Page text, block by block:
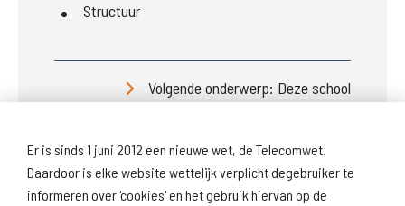
Er is sinds 1 juni 2012 een nieuwe wet, de Telecomwet.
Daardoor is elke website wettelijk verplicht degebruiker te
informeren over 'cookies' en het gebruik hiervan op de
Structuur
Volgende onderwerp: Deze school